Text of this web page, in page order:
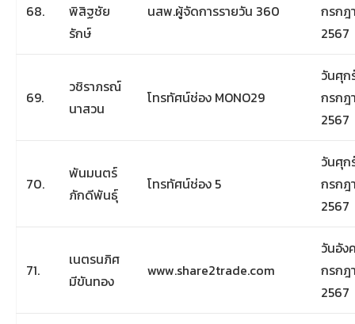
68.
พิสิฐชัย
รักษ์
นสพ.ผู้จัดการรายวัน 360
กรกฎ
2567
69.
วชิราภรณ์
นาสวน
โทรทัศน์ช่อง MONO29
วันศุก
กรกฎ
2567
70.
พันมนตร์
ภักดีพันธุ์
โทรทัศน์ช่อง 5
วันศุก
กรกฎ
2567
71.
เนตรนภิศ
มีขันทอง
www.share2trade.com
วันอัง
กรกฎ
2567